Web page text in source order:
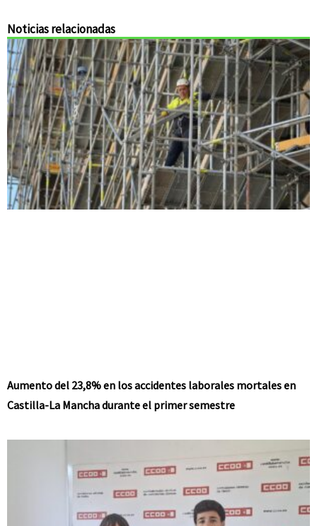
Noticias relacionadas
Aumento del 23,8% en los accidentes laborales mortales en
Castilla-La Mancha durante el primer semestre